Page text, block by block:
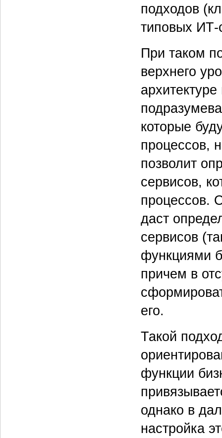
подходов
типовых ИТ-
При таком
верхнего
которые
процессов,
позволит
сервисов,
процессов.
даст
сервисов
функциями
причем в
его.
Такой
функ­ции
однако в
настройка